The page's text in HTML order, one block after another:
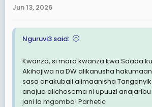
s
Jun 13, 2026
Nguruvi3 said:
Kwanza, si mara kwanza kwa Saada
Akihojiwa na DW alikanusha
sasa anakubali alimaanisha
anajua alichosema ni upuuzi
jani la mgomba! Parhetic